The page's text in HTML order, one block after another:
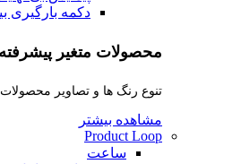
دکمه بارگیری
محصولات متغیر پیشرفته
تنوع رنگ ها و تصاویر
مشاهده بیشتر
Product Loop
ساعت